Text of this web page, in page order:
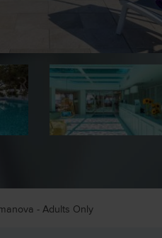
- Adults Only